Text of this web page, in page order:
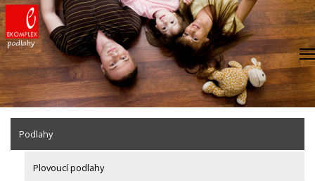
Skip
to
content
Podlahy
Plovoucí podlahy